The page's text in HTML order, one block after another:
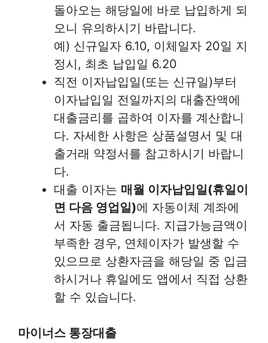
돌아오는 해당일에 바로 납입하게 되
오니 유의하시기 바랍니다.
예) 신규일자 6.10, 이체일자 20일 지
정시, 최초 납입일 6.20
직전 이자납입일(또는 신규일)부터
이자납입일 전일까지의 대출잔액에
대출금리를 곱하여 이자를 계산합니
다. 자세한 사항은 상품설명서 및 대
출거래 약정서를 참고하시기 바랍니
다.
대출 이자는 매월 이자납입일(휴일이
면 다음 영업일)에 자동이체 계좌에
서 자동 출금됩니다. 지급가능금액이
부족한 경우, 연체이자가 발생할 수
있으므로 상환자금을 해당일 중 입금
하시거나 휴일에도 앱에서 직접 상환
할 수 있습니다.
마이너스 통장대출